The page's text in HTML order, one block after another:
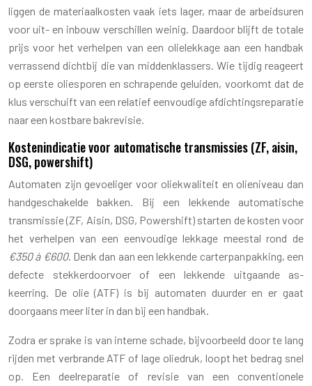
liggen de materiaalkosten vaak iets lager, maar de arbeidsuren
voor uit- en inbouw verschillen weinig. Daardoor blijft de totale
prijs voor het verhelpen van een olielekkage aan een handbak
verrassend dichtbij die van middenklassers. Wie tijdig reageert
op eerste oliesporen en schrapende geluiden, voorkomt dat de
klus verschuift van een relatief eenvoudige afdichtingsreparatie
naar een kostbare bakrevisie.
Kostenindicatie voor automatische transmissies (ZF, aisin,
DSG, powershift)
Automaten zijn gevoeliger voor oliekwaliteit en olieniveau dan
handgeschakelde bakken. Bij een lekkende automatische
transmissie (ZF, Aisin, DSG, Powershift) starten de kosten voor
het verhelpen van een eenvoudige lekkage meestal rond de
€350 à €600. Denk dan aan een lekkende carterpanpakking, een
defecte stekkerdoorvoer of een lekkende uitgaande as-
keerring. De olie (ATF) is bij automaten duurder en er gaat
doorgaans meer liter in dan bij een handbak.
Zodra er sprake is van interne schade, bijvoorbeeld door te lang
rijden met verbrande ATF of lage oliedruk, loopt het bedrag snel
op. Een deelreparatie of revisie van een conventionele